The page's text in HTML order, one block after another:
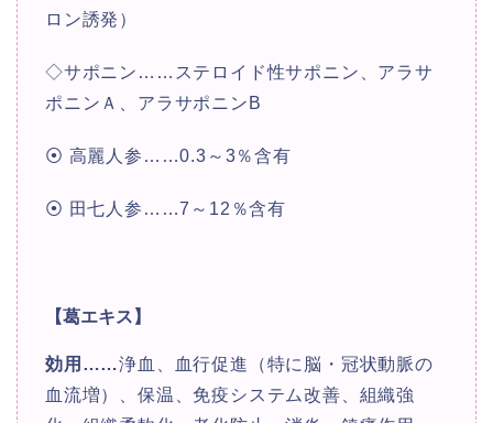
ロン誘発）
◇サポニン……ステロイド性サポニン、アラサ
ポニンＡ、アラサポニンB
⦿ 高麗人参……0.3～3％含有
⦿ 田七人参……7～12％含有
【葛エキス】
効用 ……浄血、血行促進（特に脳・冠状動脈の
血流増）、保温、免疫システム改善、組織強